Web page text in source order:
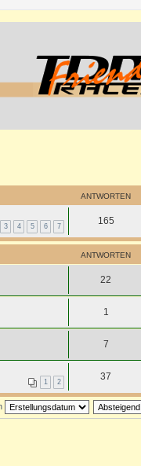
ANTWORTEN
3 4 5 6 7 165
ANTWORTEN
22
1
7
1 2 37